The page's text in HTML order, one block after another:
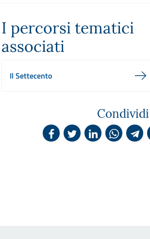
I percorsi tematici
associati
Il Settecento